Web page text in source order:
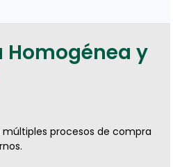
Homogénea y
procesos de compra